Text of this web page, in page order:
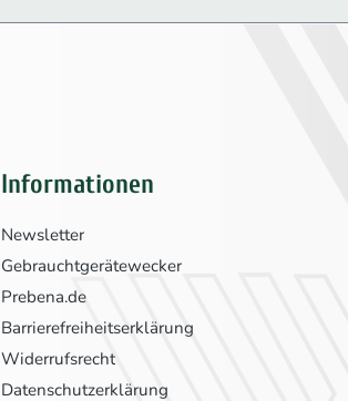
Informationen
Newsletter
Gebrauchtgerätewecker
Prebena.de
Barrierefreiheitserklärung
Widerrufsrecht
Datenschutzerklärung